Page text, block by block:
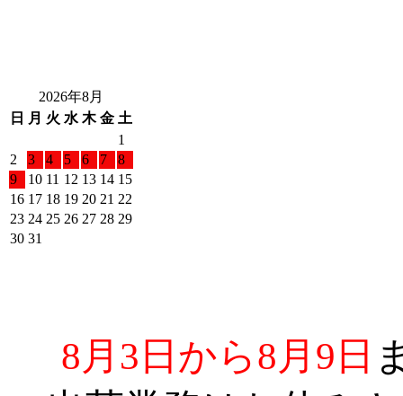
2026年8月
日
月 火 水 木 金 土
1
2
3 4 5 6 7
8
9
10 11 12 13 14 15
16 17 18 19 20 21 22
23 24 25 26 27 28 29
30 31
8月3日から8月9日